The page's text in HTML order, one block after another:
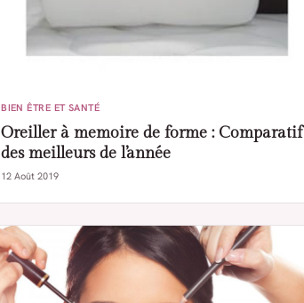
BIEN ÊTRE ET SANTÉ
Oreiller à memoire de forme : Comparatif
des meilleurs de l’année
12 Août 2019